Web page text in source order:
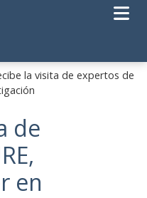
la visita de expertos de
de
en